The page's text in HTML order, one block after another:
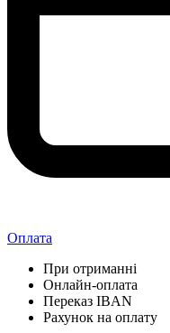
Оплата
При отриманні
Онлайн-оплата
Переказ IBAN
Рахунок на оплату